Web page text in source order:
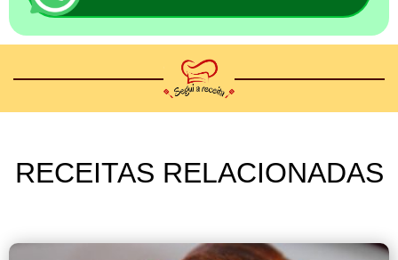
RECEITAS RELACIONADAS